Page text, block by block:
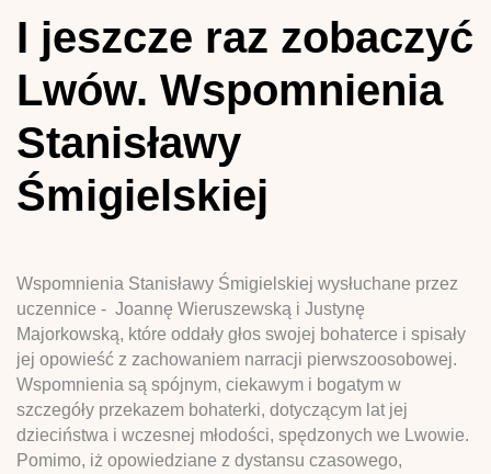
I jeszcze raz zobaczyć
Lwów. Wspomnienia
Stanisławy
Śmigielskiej
Wspomnienia Stanisławy Śmigielskiej wysłuchane przez
uczennice - Joannę Wieruszewską i Justynę
Majorkowską, które oddały głos swojej bohaterce i spisały
jej opowieść z zachowaniem narracji pierwszoosobowej.
Wspomnienia są spójnym, ciekawym i bogatym w
szczegóły przekazem bohaterki, dotyczącym lat jej
dzieciństwa i wczesnej młodości, spędzonych we Lwowie.
Pomimo, iż opowiedziane z dystansu czasowego,